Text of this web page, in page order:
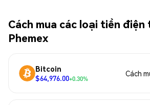
Cách mua các loại tiền
Phemex
Bitcoin
$64,976.00+0.30%
Cách